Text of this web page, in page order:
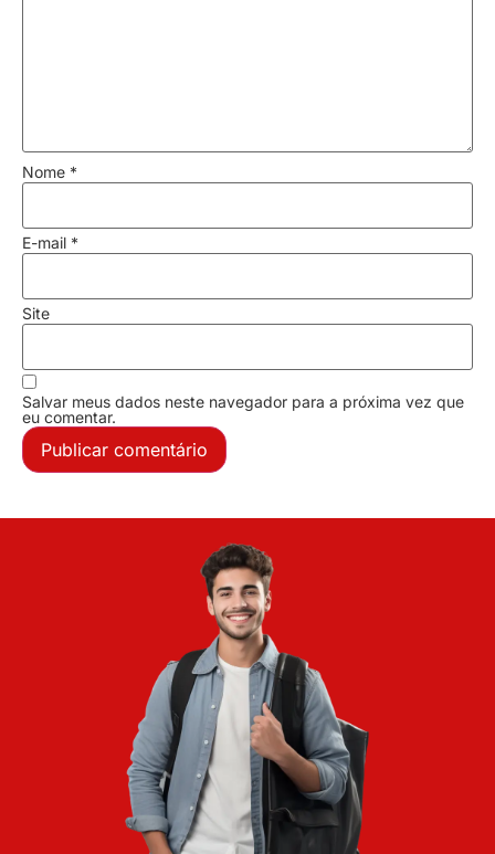
Nome *
E-mail *
Site
Salvar meus dados neste navegador para a próxima vez que
eu comentar.